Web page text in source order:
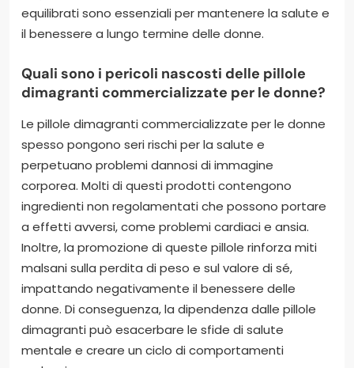
equilibrati sono essenziali per mantenere la salute e
il benessere a lungo termine delle donne.
Quali sono i pericoli nascosti delle pillole
dimagranti commercializzate per le donne?
Le pillole dimagranti commercializzate per le donne
spesso pongono seri rischi per la salute e
perpetuano problemi dannosi di immagine
corporea. Molti di questi prodotti contengono
ingredienti non regolamentati che possono portare
a effetti avversi, come problemi cardiaci e ansia.
Inoltre, la promozione di queste pillole rinforza miti
malsani sulla perdita di peso e sul valore di sé,
impattando negativamente il benessere delle
donne. Di conseguenza, la dipendenza dalle pillole
dimagranti può esacerbare le sfide di salute
mentale e creare un ciclo di comportamenti